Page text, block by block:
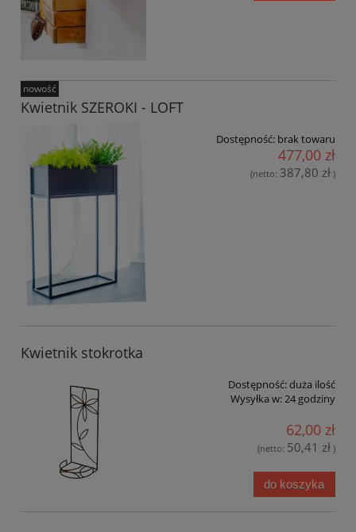
Kwietnik SZEROKI - LOFT
Dostępność: brak towaru
477,00 zł
(netto: 387,80 zł )
nowość
Kwietnik stokrotka
Dostępność:duża ilość
Wysyłka w: 24 godziny
62,00 zł
(netto: 50,41 zł )
do koszyka